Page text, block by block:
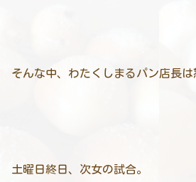
そんな中、わたくしまるパン店長は
土曜日終日、次女の試合。